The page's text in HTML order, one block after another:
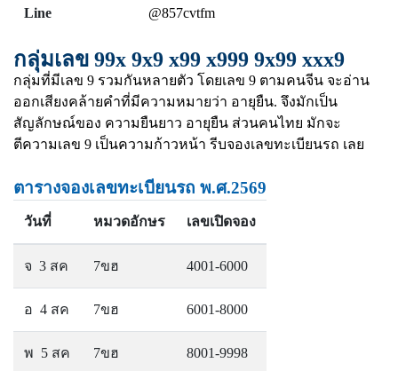
Line @857cvtfm
กลุ่มเลข 99x 9x9 x99 x999 9x99 xxx9
กลุ่มที่มีเลข 9 รวมกันหลายตัว โดยเลข 9 ตามคนจีน จะอ่าน
ออกเสียงคล้ายคำที่มีความหมายว่า อายุยืน. จึงมักเป็น
สัญลักษณ์ของ ความยืนยาว อายุยืน ส่วนคนไทย มักจะ
ตีความเลข 9 เป็นความก้าวหน้า รีบจองเลขทะเบียนรถ เลย
ตารางจองเลขทะเบียนรถ พ.ศ.2569
วันที่ หมวดอักษร เลขเปิดจอง
จ 3 สค 7ขฮ 4001-6000
อ 4 สค 7ขฮ 6001-8000
พ 5 สค 7ขฮ 8001-9998